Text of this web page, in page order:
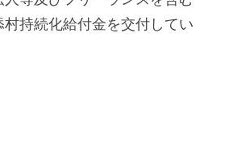
持続化給付金を交付してい